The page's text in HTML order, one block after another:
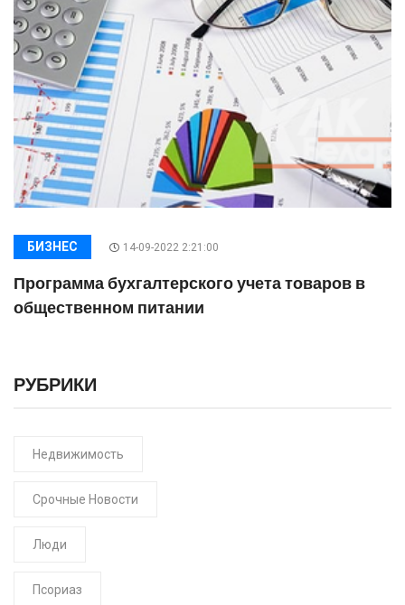
БИЗНЕС 14-09-2022 2:21:00
Программа бухгалтерского учета товаров в
общественном питании
РУБРИКИ
Недвижимость
Срочные Новости
Люди
Псориаз